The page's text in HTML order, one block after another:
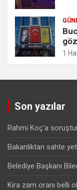
1
Son yazılar
Rahmi Koç’a
Bakanlıktan sahte
Belediye Başkanı
Kira zam oranı belli